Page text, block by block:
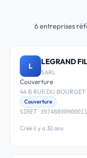
6 entreprises
L LEGRAND
SARL
Couverture
44 B RUE DU
Couverture
SIRET 39748890900011
Créé il y a 32 ans